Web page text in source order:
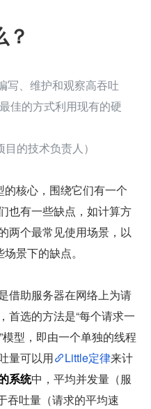
写、维护和观察高吞吐
佳的方式利用现有的硬
的技术负责人）
核心，围绕它们有一个
也有一些缺点，如计算方
两个最常见使用场景，以
景下的缺点。
借助服务器在网络上为请
首选的方法是“每个请求一
型，即由一个单独的线程
量可以用
Little定律来计
系统中，平均并发量（服
吞吐量（请求的平均速